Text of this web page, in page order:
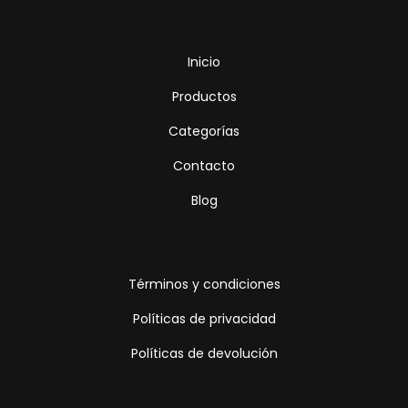
Inicio
Productos
Categorías
Contacto
Blog
Términos y condiciones
Políticas de privacidad
Políticas de devolución